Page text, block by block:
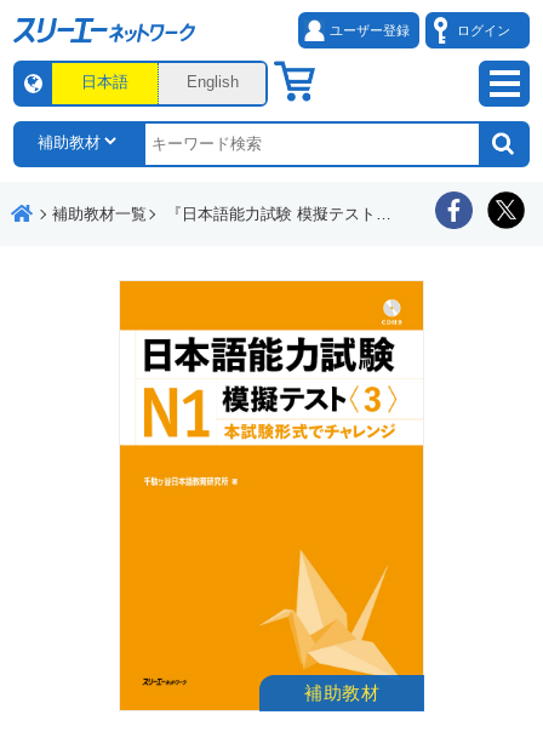
ユーザー登録 ログイン
日本語 English
補助教材一覧 『日本語能力試験 模擬テスト』動画「効果的な活用法講座」